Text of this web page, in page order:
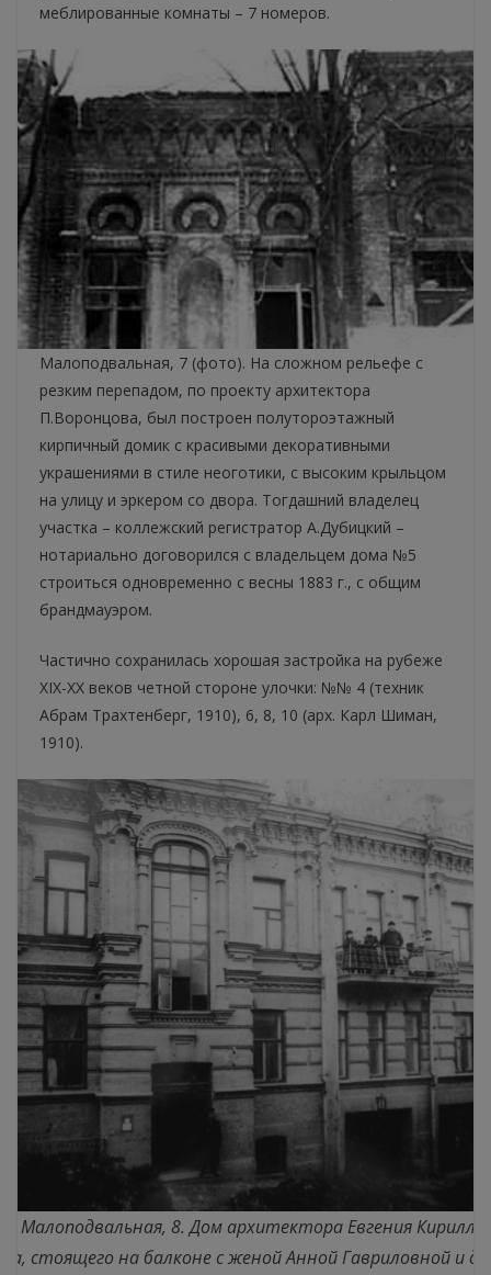
меблированные комнаты – 7 номеров.
Малоподвальная, 7 (фото). На сложном рельефе с
резким перепадом, по проекту архитектора
П.Воронцова, был построен полутороэтажный
кирпичный домик с красивыми декоративными
украшениями в стиле неоготики, с высоким крыльцом
на улицу и эркером со двора. Тогдашний владелец
участка – коллежский регистратор А.Дубицкий –
нотариально договорился с владельцем дома №5
строиться одновременно с весны 1883 г., с общим
брандмауэром.
Частично сохранилась хорошая застройка на рубеже
XIX-ХХ веков четной стороне улочки: №№ 4 (техник
Абрам Трахтенберг, 1910), 6, 8, 10 (арх. Карл Шиман,
1910).
Малоподвальная, 8. Дом архитектора Евгения
стоящего на балконе с женой Анной Гавриловной и